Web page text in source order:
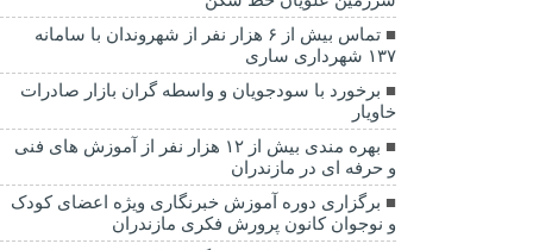
تماس بیش از ۶ هزار نفر از شهروندان با سامانه
۱۳۷ شهرداری ساری
برخورد با سودجویان و واسطه گران بازار صادرات
خاویار
بهره مندی بیش از ۱۲ هزار نفر از آموزش های فنی
و حرفه ای در مازندران
برگزاری دوره آموزش خبرنگاری ویژه اعضای کودک
و نوجوان کانون پرورش فکری مازندران